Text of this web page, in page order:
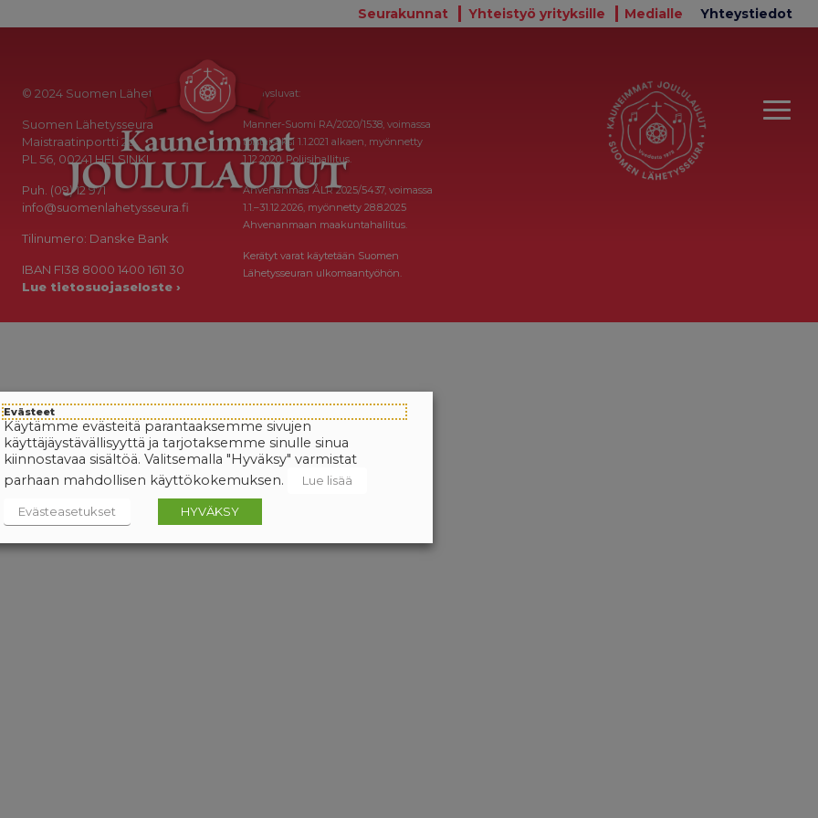
Seurakunnat Yhteistyö yrityksille Medialle Yhteystiedot
© 2024 Suomen Lähetysseura
Suomen Lähetysseura
Maistraatinportti 2a
PL 56, 00241 HELSINKI
Puh. (09) 12 971
info@suomenlahetysseura.fi
Tilinumero: Danske Bank
IBAN FI38 8000 1400 1611 30
Lue tietosuojaseloste ›
Keräysluvat:
Manner-Suomi RA/2020/1538, voimassa
toistaiseksi 1.1.2021 alkaen, myönnetty
1.12.2020, Poliisihallitus.
Ahvenanmaa ÅLR 2025/5437, voimassa
1.1.–31.12.2026, myönnetty 28.8.2025
Ahvenanmaan maakuntahallitus.
Kerätyt varat käytetään Suomen
Lähetysseuran ulkomaantyöhön.
Evästeet
Käytämme evästeitä parantaaksemme sivujen
käyttäjäystävällisyyttä ja tarjotaksemme sinulle sinua
kiinnostavaa sisältöä. Valitsemalla "Hyväksy" varmistat
parhaan mahdollisen käyttökokemuksen.
Lue lisää
Evästeasetukset HYVÄKSY